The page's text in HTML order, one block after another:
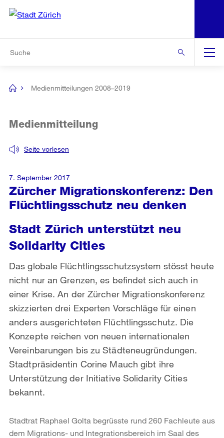
Navigation
[no
Medienmitteilungen 2008–2019
Zürcher Migrationskonferenz: Den
Flüchtlingsschutz neu denken
Seite vorlesen
Medienmitteilung
Stadt Zürich unterstützt neu
Solidarity Cities
Das globale Flüchtlingsschutzsystem stösst heute
nicht nur an Grenzen, es befindet sich auch in
einer Krise. An der Zürcher Migrationskonferenz
skizzierten drei Experten Vorschläge für einen
anders ausgerichteten Flüchtlingsschutz. Die
Konzepte reichen von neuen internationalen
Vereinbarungen bis zu Städteneugründungen.
Stadtpräsidentin Corine Mauch gibt ihre
Unterstützung der Initiative Solidarity Cities
bekannt.
7. September 2017
Stadtrat Raphael Golta begrüsste rund 260 Fachleute aus
dem Migrations- und Integrationsbereich im Saal des